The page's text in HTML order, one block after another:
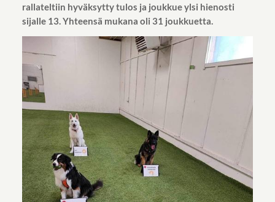
rallateltiin hyväksytty tulos ja joukkue ylsi hienosti
sijalle 13. Yhteensä mukana oli 31 joukkuetta.